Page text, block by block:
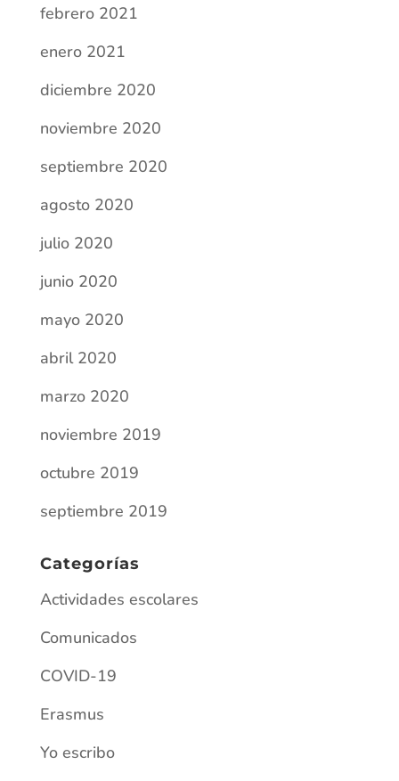
septiembre 2020
agosto 2020
julio 2020
junio 2020
mayo 2020
abril 2020
marzo 2020
noviembre 2019
octubre 2019
septiembre 2019
Actividades escolares
Comunicados
COVID-19
Erasmus
Yo escribo
Villefranche-sur-Saône (Lyon)
Erasmus en Chaussin: aprendizaje,
convivencia y cultura (del 8 al 16 de enero)